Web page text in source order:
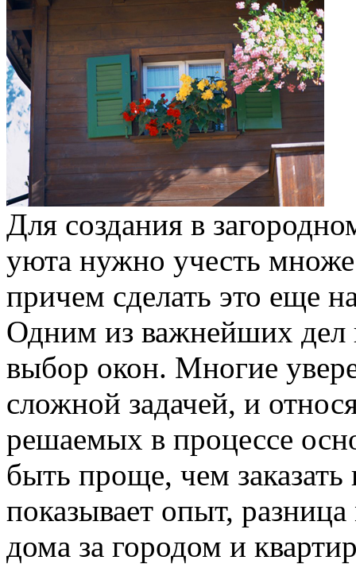
Для создания в
уюта нужно учесть
причем сделать это еще
Одним из важнейших дел
выбор окон. Многие
сложной задачей, и
решаемых в процессе
быть проще, чем
показывает опыт,
дома за городом и